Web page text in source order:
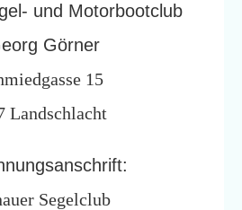
und Motorbootclub
Görner
15
Landschlacht
Segelclub